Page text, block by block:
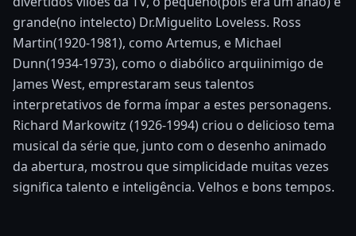
grande(no intelecto) Dr.Miguelito Loveless. Ross
Martin(1920-1981), como Artemus, e Michael
Dunn(1934-1973), como o diabólico arquiinimigo de
James West, emprestaram seus talentos
interpretativos de forma ímpar a estes personagens.
Richard Markowitz (1926-1994) criou o delicioso tema
musical da série que, junto com o desenho animado
da abertura, mostrou que simplicidade muitas vezes
significa talento e inteligência. Velhos e bons tempos.